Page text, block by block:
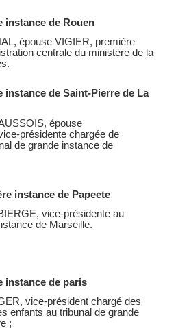
instance de Rouen
épouse VIGIER, première
centrale du ministère de la
instance de Saint-Pierre de La
épouse
présidente chargée de
de grande instance de
instance de Papeete
vice-présidente au
de Marseille.
instance de paris
vice-président chargé des
enfants au tribunal de grande
;